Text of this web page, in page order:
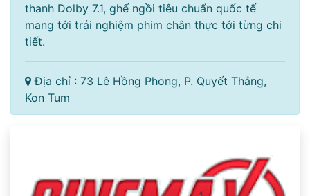
thanh Dolby 7.1, ghế ngồi tiêu chuẩn quốc tế
mang tới trải nghiệm phim chân thực tới từng chi
tiết.
Địa chỉ : 73 Lê Hồng Phong, P. Quyết Thắng,
Kon Tum